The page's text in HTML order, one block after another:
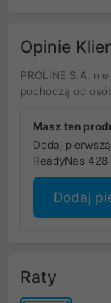
Opinie
PROLINE S.A.
pochodzą od
Masz ten
Dodaj
ReadyNas 428
Dodaj
Raty